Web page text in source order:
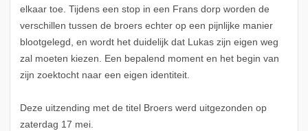
elkaar toe. Tijdens een stop in een Frans dorp worden de
verschillen tussen de broers echter op een pijnlijke manier
blootgelegd, en wordt het duidelijk dat Lukas zijn eigen weg
zal moeten kiezen. Een bepalend moment en het begin van
zijn zoektocht naar een eigen identiteit.
Deze uitzending met de titel Broers werd uitgezonden op
zaterdag 17 mei.